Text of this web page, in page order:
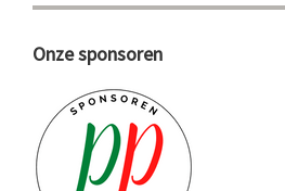
Onze sponsoren